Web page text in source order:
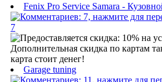
Fenix Pro Service Samara -
7
Garage tuning